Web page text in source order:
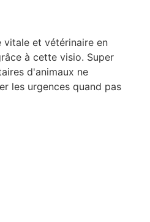
vitale et vétérinaire en
à cette visio. Super
d'animaux ne
les urgences quand pas